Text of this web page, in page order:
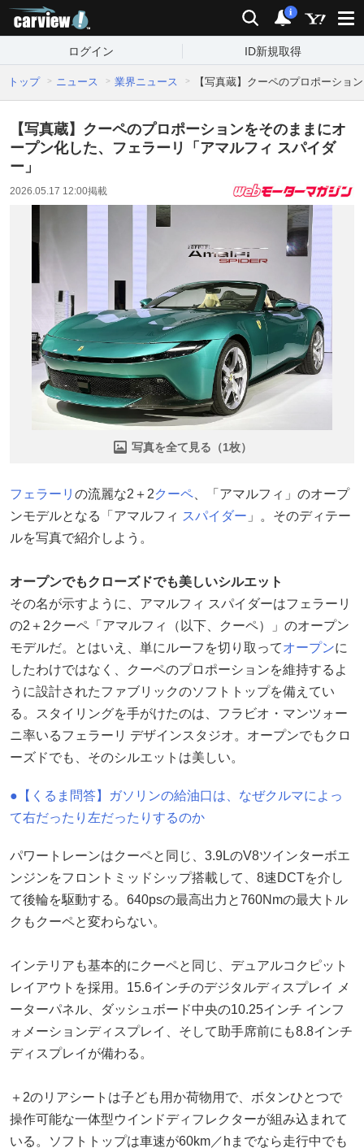
検索 通知
i
ログイン ID新規取得
トップ ニュース 業界ニュース 【写真蔵】クーペのプロポーショ
【写真蔵】クーペのプロポーションをそのままにオ
ープン化した、フェラーリ「アマルフィ スパイダ
ー」
2026.05.17 12:00掲載
写真を全て見る（1枚）
フェラーリ の流麗な2＋2クーペ 、「アマルフィ」のオープ
ンモデルとなる「アマルフィ スパイダー 」。そのディテー
ルを写真で紹介しよう。
オープンでもクローズドでも美しいシルエット
その名が示すように、アマルフィ スパイダーはフェラーリ
の2＋2クーペ「アマルフィ（以下、クーペ）」のオープン
モデルだ。とはいえ、単にルーフを切り取ってオープンに
したわけではなく、クーペのプロポーションを維持するよ
うに設計されたファブリックのソフトトップを備えてい
る。スタイリングを手がけたのは、フラビオ・マンツォー
ニ率いるフェラーリ デザインスタジオ。オープンでもクロ
ーズドでも、そのシルエットは美しい。
●【くるま問答】ガソリンの給油口は、なぜクルマによっ
て右だったり左だったりするのか
パワートレーンはクーペと同じ、3.9LのV8ツインターボエ
ンジンをフロントミッドシップ搭載して、8速DCTを介し
て後輪を駆動する。640psの最高出力と760Nmの最大トル
クもクーペと変わらない。
インテリアも基本的にクーペと同じ、デュアルコクピット
レイアウトを採用。15.6インチのデジタルディスプレイ メ
ーターパネル、ダッシュボード中央の10.25インチ インフ
ォメーションディスプレイ、そして助手席前にも8.8インチ
ディスプレイが備わる。
＋2のリアシートは子ども用か荷物用で、ボタンひとつで
操作可能な一体型ウインドディフレクターが組み込まれて
いる。ソフトトップは車速が60km／hまでなら走行中でも